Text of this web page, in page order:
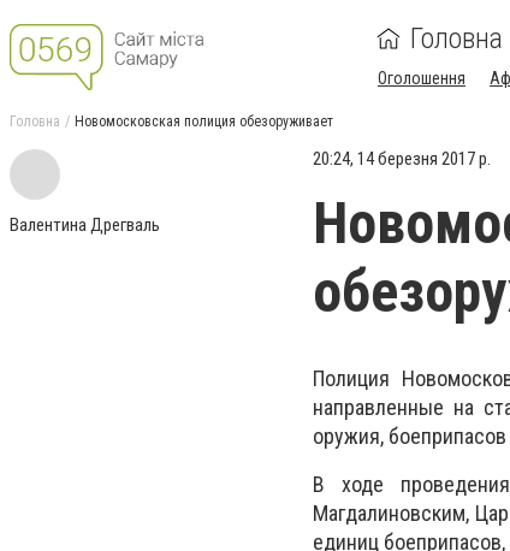
Головна
Оголошення
Головна Новомосковская полиция обезоруживает
Валентина Дрегваль
20:24, 14 березня 2017 р.
Полиция
направленные на
оружия,
В ходе
Магдалиновским,
единиц